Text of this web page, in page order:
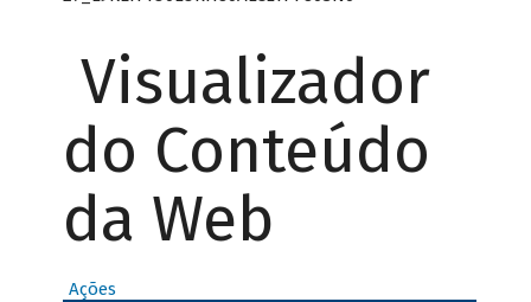
Visualizador
do Conteúdo
da Web
Ações